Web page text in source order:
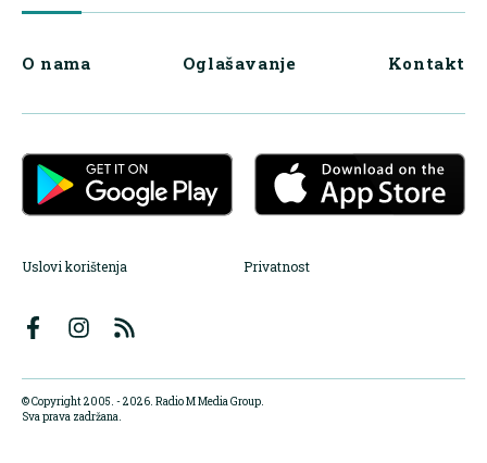
O nama Oglašavanje Kontakt
Uslovi korištenja Privatnost
© Copyright 2005. - 2026. Radio M Media Group.
Sva prava zadržana.